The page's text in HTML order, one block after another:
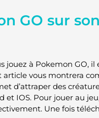
GO sur
jouez à Pokemon GO,
vous montrera
d’attraper des
IOS. Pour jouer au
Une fois